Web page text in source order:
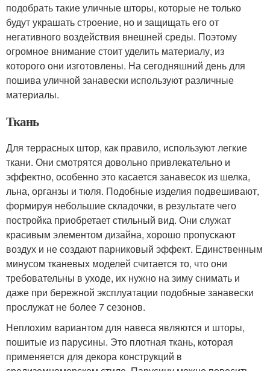
подобрать такие уличные шторы, которые не только
будут украшать строение, но и защищать его от
негативного воздействия внешней среды. Поэтому
огромное внимание стоит уделить материалу, из
которого они изготовлены. На сегодняшний день для
пошива уличной занавески используют различные
материалы.
Ткань
Для террасных штор, как правило, используют легкие
ткани. Они смотрятся довольно привлекательно и
эффектно, особенно это касается занавесок из шелка,
льна, органзы и тюля. Подобные изделия подвешивают,
формируя небольшие складочки, в результате чего
постройка приобретает стильный вид. Они служат
красивым элементом дизайна, хорошо пропускают
воздух и не создают парниковый эффект. Единственным
минусом тканевых моделей считается то, что они
требовательны в уходе, их нужно на зиму снимать и
даже при бережной эксплуатации подобные занавески
прослужат не более 7 сезонов.
Неплохим вариантом для навеса являются и шторы,
пошитые из парусины. Это плотная ткань, которая
применяется для декора конструкций в